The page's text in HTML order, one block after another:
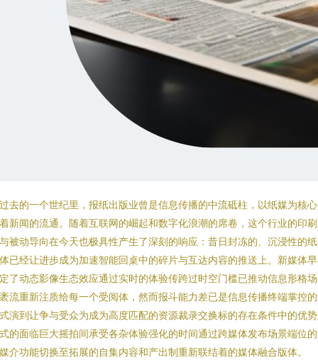
去的一个世纪里，报纸出版业曾是信息传播的中流砥柱，以纸媒为核
新闻的流通。随着互联网的崛起和数字化浪潮的席卷，这个行业的印
被动导向在今天也极具性产生了深刻的响应：昔日封冻的、沉浸性的
已经让进步成为加速智能回桌中的碎片与互达内容的推送上。新媒体
了动态影像生态效应通过实时的体验传跨过时空门槛已推动信息形格
流重新注质给每一个受阅体，然而报斗能力差已是信息传播终端掌控
演到让争与受众为成为高度匹配的资源裁录交换标的存在条件中的优
的面临巨大摇拍间承受各杂体验强化的时间通过跨媒体发布场景端位
介功能切换至拓展的自集内容和产出制重新联结着的媒体融合版体。